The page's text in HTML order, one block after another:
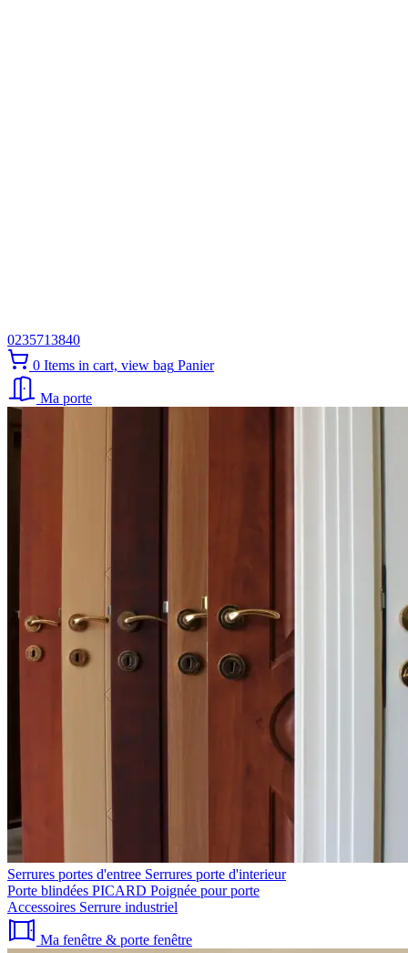
0235713840
0 Items in cart, view bag Panier
Ma porte
Serrures portes d'entree Serrures porte d'interieur
Porte blindées PICARD Poignée pour porte
Accessoires Serrure industriel
Ma fenêtre & porte fenêtre